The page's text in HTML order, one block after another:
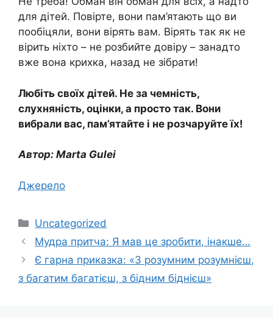
для дітей. Повірте, вони пам’ятають що ви
пообіцяли, вони вірять вам. Вірять так як не
вірить ніхто – не розбийте довіру – занадто
вже вона крихка, назад не зібрати!
Любіть своїх дітей. Не за чемність,
слухняність, оцінки, а просто так. Вони
вибрали вас, пам’ятайте і не розчаруйте їх!
Автор: Marta Gulei
Джерело
Категорії
Uncategorized
Мудра притча: Я мав це зробити, інакше…
Є гарна приказка: «З розумним розумнієш,
з багатим багатієш, з бідним біднієш»